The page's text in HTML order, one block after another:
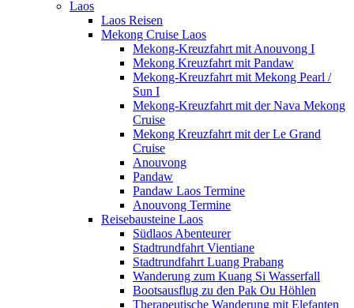
Laos
Laos Reisen
Mekong Cruise Laos
Mekong-Kreuzfahrt mit Anouvong I
Mekong Kreuzfahrt mit Pandaw
Mekong-Kreuzfahrt mit Mekong Pearl /
Sun I
Mekong-Kreuzfahrt mit der Nava Mekong
Cruise
Mekong Kreuzfahrt mit der Le Grand
Cruise
Anouvong
Pandaw
Pandaw Laos Termine
Anouvong Termine
Reisebausteine Laos
Südlaos Abenteurer
Stadtrundfahrt Vientiane
Stadtrundfahrt Luang Prabang
Wanderung zum Kuang Si Wasserfall
Bootsausflug zu den Pak Ou Höhlen
Therapeutische Wanderung mit Elefanten